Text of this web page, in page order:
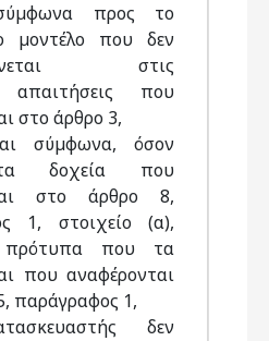
προς το
µοντέλο που δεν
στις
απαιτήσεις που
στο άρθρο 3,
σύµφωνα, όσον
δοχεία που
στο άρθρο 8,
1, στοιχείο (α),
που τα
που αναφέρονται
παράγραφος 1,
δεν